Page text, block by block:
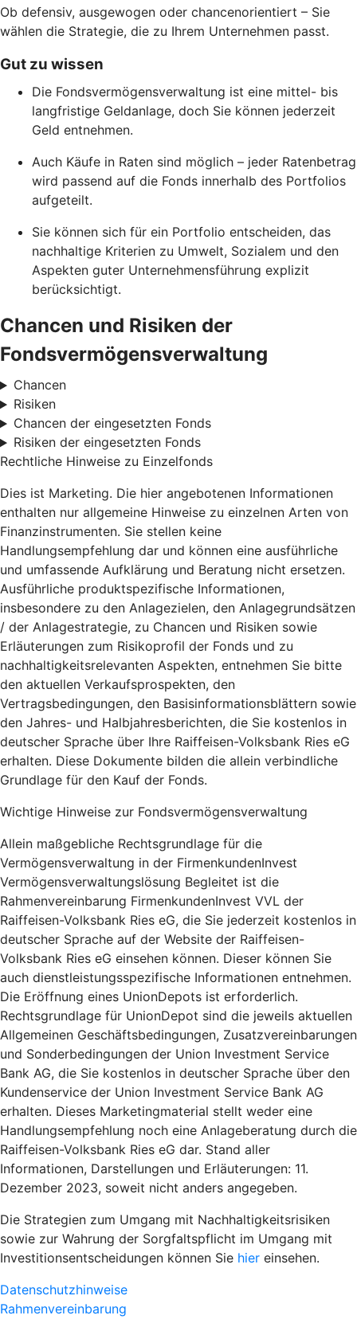
Ob defensiv, ausgewogen oder chancenorientiert – Sie
wählen die Strategie, die zu Ihrem Unternehmen passt.
Gut zu wissen
Die Fondsvermögensverwaltung ist eine mittel- bis
langfristige Geldanlage, doch Sie können jederzeit
Geld entnehmen.
Auch Käufe in Raten sind möglich – jeder Ratenbetrag
wird passend auf die Fonds innerhalb des Portfolios
aufgeteilt.
Sie können sich für ein Portfolio entscheiden, das
nachhaltige Kriterien zu Umwelt, Sozialem und den
Aspekten guter Unternehmensführung explizit
berücksichtigt.
Chancen und Risiken der
Fondsvermögensverwaltung
Chancen
Risiken
Chancen der eingesetzten Fonds
Risiken der eingesetzten Fonds
Rechtliche Hinweise zu Einzelfonds
Dies ist Marketing. Die hier angebotenen Informationen
enthalten nur allgemeine Hinweise zu einzelnen Arten von
Finanzinstrumenten. Sie stellen keine
Handlungsempfehlung dar und können eine ausführliche
und umfassende Aufklärung und Beratung nicht ersetzen.
Ausführliche produktspezifische Informationen,
insbesondere zu den Anlagezielen, den Anlagegrundsätzen
/ der Anlagestrategie, zu Chancen und Risiken sowie
Erläuterungen zum Risikoprofil der Fonds und zu
nachhaltigkeitsrelevanten Aspekten, entnehmen Sie bitte
den aktuellen Verkaufsprospekten, den
Vertragsbedingungen, den Basisinformationsblättern sowie
den Jahres- und Halbjahresberichten, die Sie kostenlos in
deutscher Sprache über Ihre Raiffeisen-Volksbank Ries eG
erhalten. Diese Dokumente bilden die allein verbindliche
Grundlage für den Kauf der Fonds.
Wichtige Hinweise zur Fondsvermögensverwaltung
Allein maßgebliche Rechtsgrundlage für die
Vermögensverwaltung in der FirmenkundenInvest
Vermögensverwaltungslösung Begleitet ist die
Rahmenvereinbarung FirmenkundenInvest VVL der
Raiffeisen-Volksbank Ries eG, die Sie jederzeit kostenlos in
deutscher Sprache auf der Website der Raiffeisen-
Volksbank Ries eG einsehen können. Dieser können Sie
auch dienstleistungsspezifische Informationen entnehmen.
Die Eröffnung eines UnionDepots ist erforderlich.
Rechtsgrundlage für UnionDepot sind die jeweils aktuellen
Allgemeinen Geschäftsbedingungen, Zusatzvereinbarungen
und Sonderbedingungen der Union Investment Service
Bank AG, die Sie kostenlos in deutscher Sprache über den
Kundenservice der Union Investment Service Bank AG
erhalten. Dieses Marketingmaterial stellt weder eine
Handlungsempfehlung noch eine Anlageberatung durch die
Raiffeisen-Volksbank Ries eG dar. Stand aller
Informationen, Darstellungen und Erläuterungen: 11.
Dezember 2023, soweit nicht anders angegeben.
Die Strategien zum Umgang mit Nachhaltigkeitsrisiken
sowie zur Wahrung der Sorgfaltspflicht im Umgang mit
Investitionsentscheidungen können Sie hier einsehen.
Datenschutzhinweise
Rahmenvereinbarung